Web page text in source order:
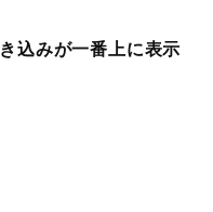
込みが一番上に表示